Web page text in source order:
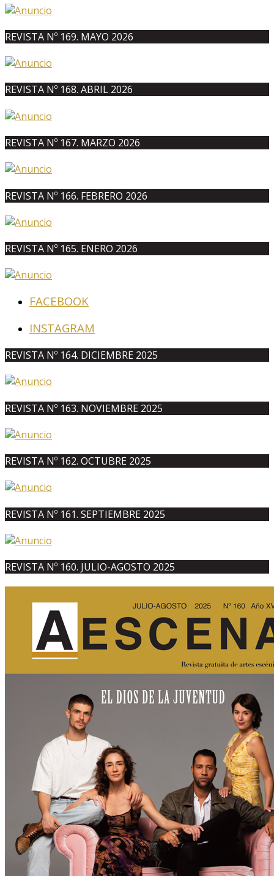
REVISTA Nº 169. MAYO 2026
REVISTA Nº 168. ABRIL 2026
REVISTA Nº 167. MARZO 2026
REVISTA Nº 166. FEBRERO 2026
REVISTA Nº 165. ENERO 2026
FACEBOOK
INSTAGRAM
REVISTA Nº 164. DICIEMBRE 2025
REVISTA Nº 163. NOVIEMBRE 2025
REVISTA Nº 162. OCTUBRE 2025
REVISTA Nº 161. SEPTIEMBRE 2025
REVISTA Nº 160. JULIO-AGOSTO 2025